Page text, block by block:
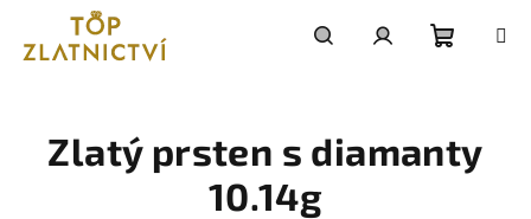
obsah
košík
Zlatý prsten s diamanty
10.14g